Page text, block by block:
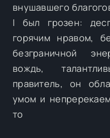
внушавшего
I был грозен:
горячим нравом,
безграничной
вождь,
правитель, он
умом и
то